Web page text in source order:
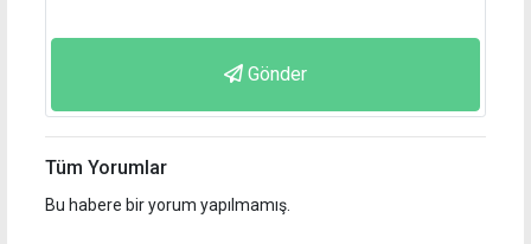
Gönder
Tüm Yorumlar
Bu habere bir yorum yapılmamış.